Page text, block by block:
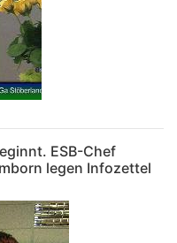
ESB-Chef
legen Infozettel